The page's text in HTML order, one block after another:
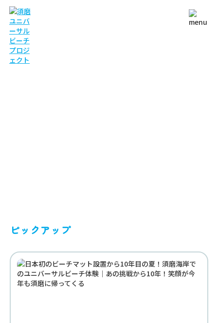
ピックアップ